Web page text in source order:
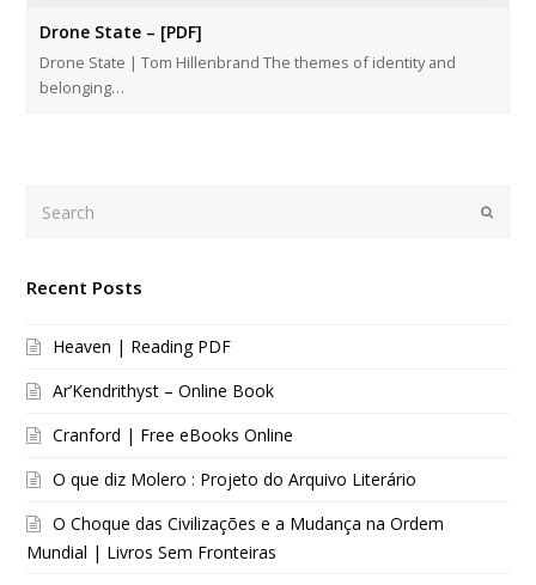
Drone State – [PDF]
Drone State | Tom Hillenbrand The themes of identity and
belonging…
Submit
Recent Posts
Heaven | Reading PDF
Ar’Kendrithyst – Online Book
Cranford | Free eBooks Online
O que diz Molero : Projeto do Arquivo Literário
O Choque das Civilizações e a Mudança na Ordem
Mundial | Livros Sem Fronteiras